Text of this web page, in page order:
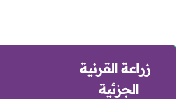
زراعة القرنية
الجزئية